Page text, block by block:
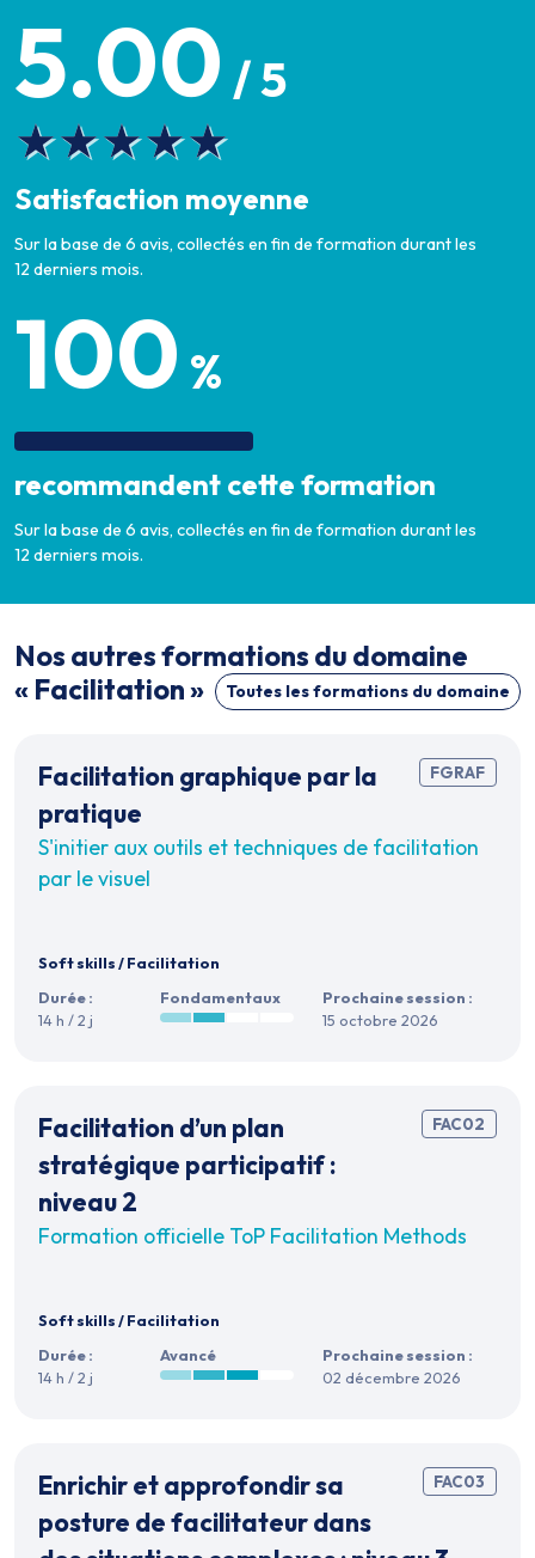
5.00 / 5
Satisfaction moyenne
Sur la base de 6 avis, collectés en fin de formation durant les
12 derniers mois.
100 %
recommandent cette formation
Sur la base de 6 avis, collectés en fin de formation durant les
12 derniers mois.
Nos autres formations du domaine
« Facilitation »
Toutes les formations du domaine
FGRAF
Facilitation graphique par la
pratique
S'initier aux outils et techniques de facilitation
par le visuel
Soft skills/Facilitation
Durée :
14 h / 2 j
Fondamentaux
Prochaine session :
15 octobre 2026
FAC02
Facilitation d’un plan
stratégique participatif :
niveau 2
Formation officielle ToP Facilitation Methods
Soft skills/Facilitation
Durée :
14 h / 2 j
Avancé
Prochaine session :
02 décembre 2026
FAC03
Enrichir et approfondir sa
posture de facilitateur dans